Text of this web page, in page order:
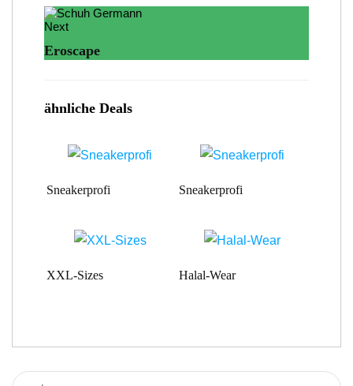
Next
Eroscape
ähnliche Deals
Sneakerprofi Sneakerprofi
XXL-Sizes Halal-Wear